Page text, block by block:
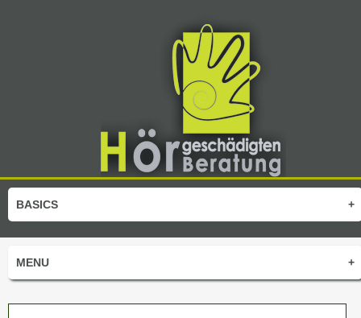
+
BASICS
+
MENU